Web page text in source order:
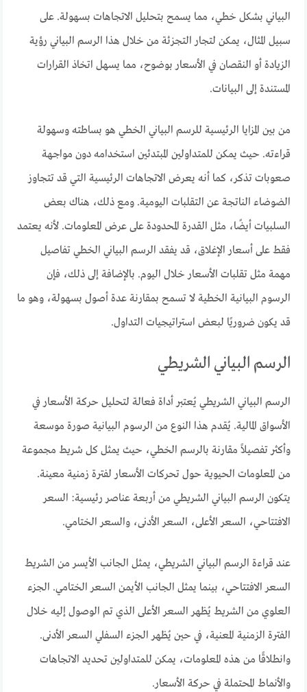
البياني بشكل خطي، مما يسمح بتحليل الاتجاهات بسهولة. على
سبيل المثال، يمكن لتجار التجزئة من خلال هذا الرسم البياني رؤية
الزيادة أو النقصان في الأسعار بوضوح، مما يسهل اتخاذ القرارات
المستندة إلى البيانات.
من بين المزايا الرئيسية للرسم البياني الخطي هو بساطته وسهولة
قراءته. حيث يمكن للمتداولين المبتدئين استخدامه دون مواجهة
صعوبات تذكر، كما أنه يعرض الاتجاهات الرئيسية التي قد تتجاوز
الضوضاء الناتجة عن التقلبات اليومية. ومع ذلك، هناك بعض
السلبيات أيضًا، مثل القدرة المحدودة على عرض المعلومات. لأنه يعتمد
فقط على أسعار الإغلاق، قد يفقد الرسم البياني الخطي تفاصيل
مهمة مثل تقلبات الأسعار خلال اليوم. بالإضافة إلى ذلك، فإن
الرسوم البيانية الخطية لا تسمح بمقارنة عدة أصول بسهولة، وهو ما
قد يكون ضروريًا لبعض استراتيجيات التداول.
الرسم البياني الشريطي
الرسم البياني الشريطي يُعتبر أداة فعالة لتحليل حركة الأسعار في
الأسواق المالية. يُقدم هذا النوع من الرسوم البيانية صورة موسعة
وأكثر تفصيلاً مقارنة بالرسم الخطي، حيث يمثل كل شريط مجموعة
من المعلومات الحيوية حول تحركات الأسعار لفترة زمنية معينة.
يتكون الرسم البياني الشريطي من أربعة عناصر رئيسية: السعر
الافتتاحي، السعر الأعلى، السعر الأدنى، والسعر الختامي.
عند قراءة الرسم البياني الشريطي، يمثل الجانب الأيسر من الشريط
السعر الافتتاحي، بينما يمثل الجانب الأيمن السعر الختامي. الجزء
العلوي من الشريط يُظهر السعر الأعلى الذي تم الوصول إليه خلال
الفترة الزمنية المعنية، في حين يُظهر الجزء السفلي السعر الأدنى.
وانطلاقًا من هذه المعلومات، يمكن للمتداولين تحديد الاتجاهات
والأنماط المحتملة في حركة الأسعار.